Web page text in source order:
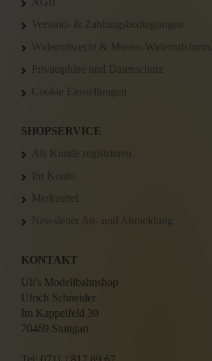
Versand- & Zahlungsbedingungen
Widerrufsrecht & Muster-
Privatsphäre und Datenschutz
Cookie Einstellungen
SHOPSERVICE
Als Kunde registrieren
Ihr Konto
Merkzettel
Newsletter An- und Abmeldung
KONTAKT
Uli's Modellbahnshop
Ulrich Schneider
Im Kappelfeld 30
70469 Stuttgart